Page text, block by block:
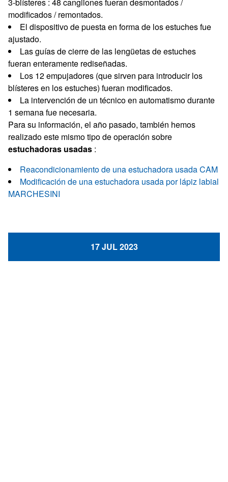
modificados / remontados.
El dispositivo de puesta en forma de los estuches fue
ajustado.
Las guías de cierre de las lengüetas de estuches
fueran enteramente rediseñadas.
Los 12 empujadores (que sirven para introducir los
blísteres en los estuches) fueran modificados.
La intervención de un técnico en automatismo durante
1 semana fue necesaria.
Para su información, el año pasado, también hemos
realizado este mismo tipo de operación sobre
estuchadoras usadas :
Reacondicionamiento de una estuchadora usada CAM
Modificación de una estuchadora usada por lápiz labial
MARCHESINI
17 JUL 2023